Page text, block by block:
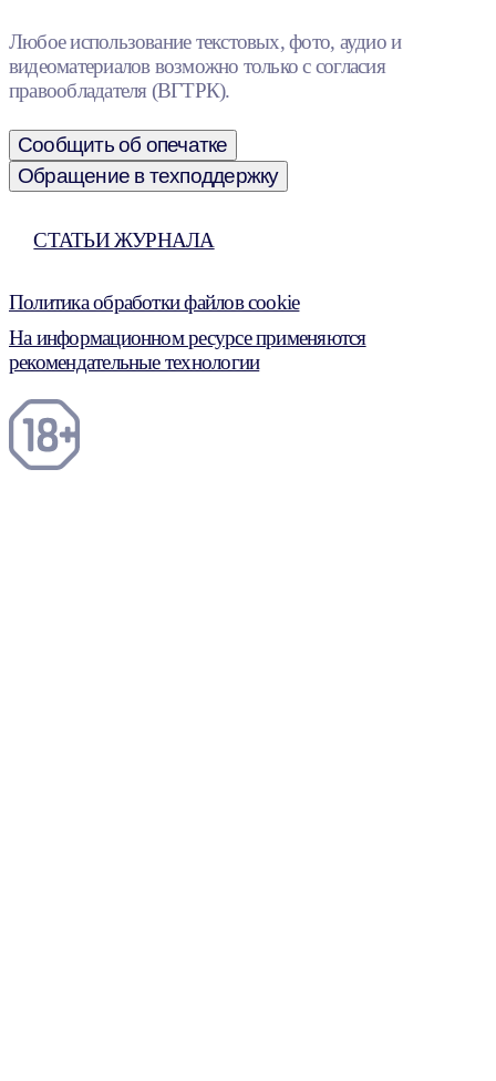
Любое использование текстовых, фото, аудио и
видеоматериалов возможно только с согласия
правообладателя (ВГТРК).
Сообщить об опечатке
Обращение в техподдержку
СТАТЬИ ЖУРНАЛА
Политика обработки файлов cookie
На информационном ресурсе применяются
рекомендательные технологии